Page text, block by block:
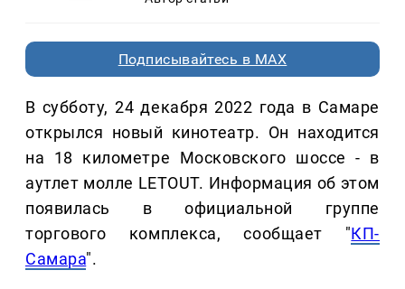
Подписывайтесь в MAX
В субботу, 24 декабря 2022 года в Самаре
открылся новый кинотеатр. Он находится
на 18 километре Московского шоссе - в
аутлет молле LETOUT. Информация об этом
появилась в официальной группе
торгового комплекса, сообщает "КП-
Самара".